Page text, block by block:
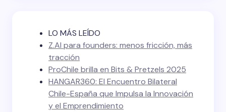
LO MÁS LEÍDO
Z.AI para founders: menos fricción, más
tracción
ProChile brilla en Bits & Pretzels 2025
HANGAR360: El Encuentro Bilateral
Chile-España que Impulsa la Innovación
y el Emprendimiento